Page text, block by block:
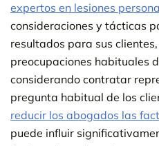
expertos en lesiones
consideraciones y tácticas
resultados para sus
preocupaciones habituales
considerando contratar
pregunta habitual de los
reducir los abogados las
puede influir